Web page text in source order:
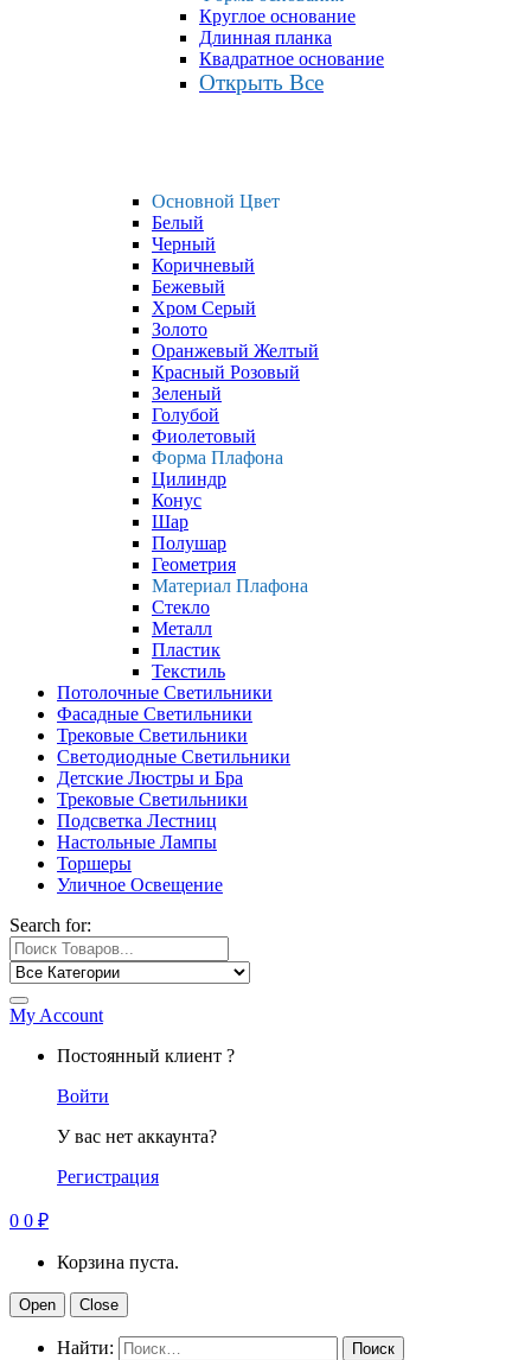
Круглое основание
Длинная планка
Квадратное основание
Открыть Все
Основной Цвет
Белый
Черный
Коричневый
Бежевый
Хром Серый
Золото
Оранжевый Желтый
Красный Розовый
Зеленый
Голубой
Фиолетовый
Форма Плафона
Цилиндр
Конус
Шар
Полушар
Геометрия
Материал Плафона
Стекло
Металл
Пластик
Текстиль
Потолочные Светильники
Фасадные Светильники
Трековые Светильники
Светодиодные Светильники
Детские Люстры и Бра
Трековые Светильники
Подсветка Лестниц
Настольные Лампы
Торшеры
Уличное Освещение
Search for:
My Account
Постоянный клиент ?
Войти
У вас нет аккаунта?
Регистрация
0 0 ₽
Корзина пуста.
Open Close
Найти: